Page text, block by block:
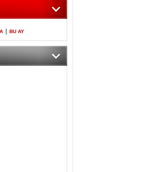
BU AY